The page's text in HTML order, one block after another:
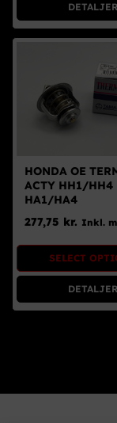
Kontakt OsDETALJER
HONDA OE
ACTY HH1/HH4
HA1/HA4
277,75 kr. Inkl.
SELECT
DETALJER